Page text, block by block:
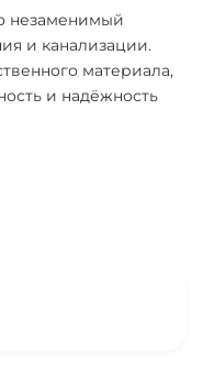
незаменимый
и канализации.
материала,
и надёжность